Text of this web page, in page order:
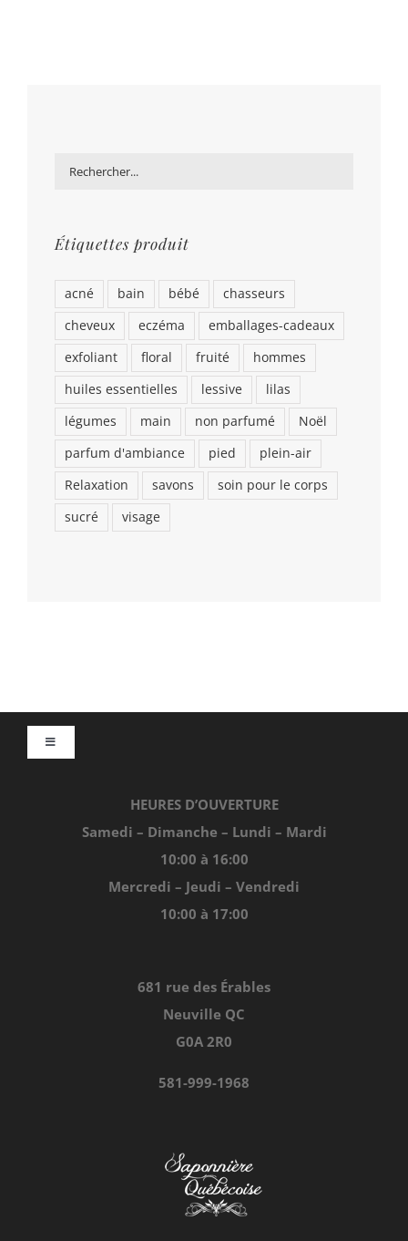
Étiquettes produit
acné bain bébé
chasseurs
cheveux
eczéma
emballages-cadeaux
exfoliant
floral fruité
hommes
huiles essentielles
lessive
lilas
légumes
main non parfumé
Noël
parfum d'ambiance
pied
plein-air
Relaxation
savons
soin pour le corps
sucré
visage
Toggle
HEURES D’OUVERTURE
Samedi – Dimanche – Lundi – Mardi
10:00 à 16:00
Mercredi – Jeudi – Vendredi
10:00 à 17:00
681 rue des Érables
Neuville QC
G0A 2R0
581-999-1968